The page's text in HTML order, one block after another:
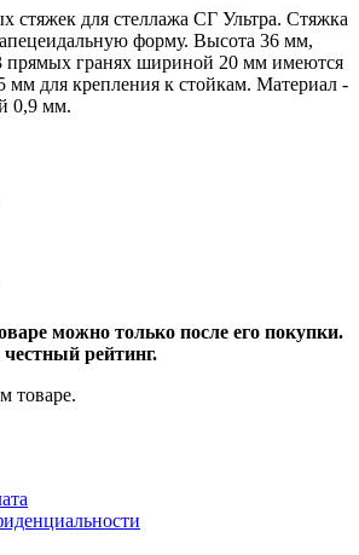
стяжек для стеллажа СГ Ультра. Стяжка
форму. Высота 36 мм,
гранях шириной 20 мм имеются
мм для крепления к стойкам. Материал -
0,9 мм.
можно только после его покупки.
рейтинг.
товаре.